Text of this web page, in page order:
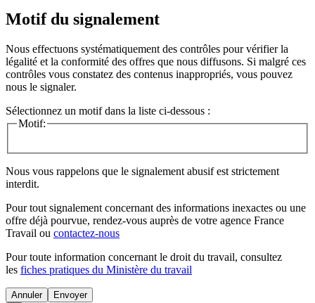
Motif du signalement
Nous effectuons systématiquement des contrôles pour vérifier la
légalité et la conformité des offres que nous diffusons. Si malgré ces
contrôles vous constatez des contenus inappropriés, vous pouvez
nous le signaler.
Sélectionnez un motif dans la liste ci-dessous :
Motif:
Nous vous rappelons que le signalement abusif est strictement
interdit.
Pour tout signalement concernant des informations inexactes ou une
offre déjà pourvue, rendez-vous auprès de votre agence France
Travail ou contactez-nous
Pour toute information concernant le droit du travail, consultez
les fiches pratiques du Ministère du travail
Annuler